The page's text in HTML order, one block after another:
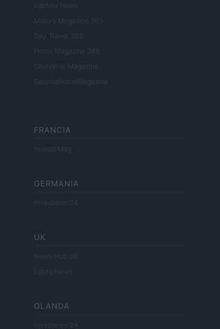
Lgbtqia News
Motors Magazine 365
Day Travel 365
Home Magazine 365
Cineverse Magazine
SecondHomeMagazine
FRANCIA
InvestirMag
GERMANIA
Investieren24
UK
News Hub UK
Lgbtq News
OLANDA
Investeren 24